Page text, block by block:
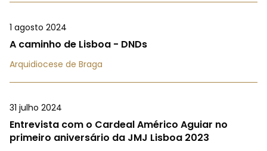
1 agosto 2024
A caminho de Lisboa - DNDs
Arquidiocese de Braga
31 julho 2024
Entrevista com o Cardeal Américo Aguiar no
primeiro aniversário da JMJ Lisboa 2023